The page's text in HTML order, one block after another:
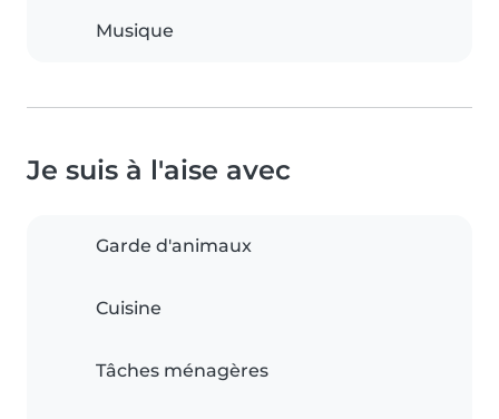
Musique
Je suis à l'aise avec
Garde d'animaux
Cuisine
Tâches ménagères